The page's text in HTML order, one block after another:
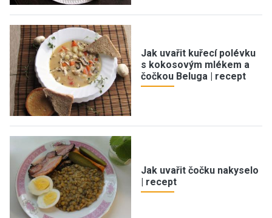
Jak uvařit kuřecí polévku
s kokosovým mlékem a
čočkou Beluga | recept
Jak uvařit čočku nakyselo
| recept